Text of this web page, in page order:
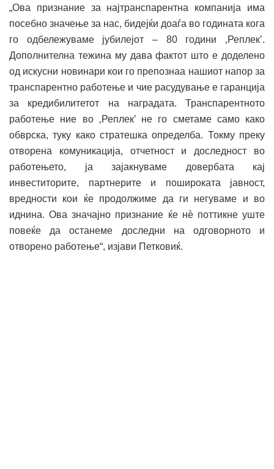
„Ова признание за најтранспарентна компанија има
посебно значење за нас, бидејќи доаѓа во годината кога
го одбележуваме јубилејот – 80 години ‚Реплек’.
Дополнителна тежина му дава фактот што е доделено
од искусни новинари кои го препознаа нашиот напор за
транспарентно работење и чие расудување е гаранција
за кредибилитетот на наградата. Транспарентното
работење ние во ‚Реплек’ не го сметаме само како
обврска, туку како стратешка определба. Токму преку
отворена комуникација, отчетност и доследност во
работењето, ја зајакнуваме довербата кај
инвеститорите, партнерите и пошироката јавност,
вредности кои ќе продолжиме да ги негуваме и во
иднина. Ова значајно признание ќе нѐ поттикне уште
повеќе да останеме доследни на одговорното и
отворено работење“, изјави Петковиќ.